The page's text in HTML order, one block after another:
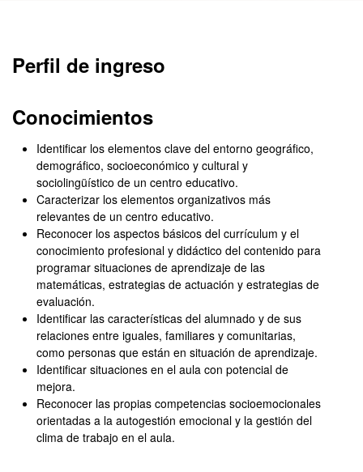
Perfil de ingreso
Conocimientos
Identificar los elementos clave del entorno geográfico,
demográfico, socioeconómico y cultural y
sociolingüístico de un centro educativo.
Caracterizar los elementos organizativos más
relevantes de un centro educativo.
Reconocer los aspectos básicos del currículum y el
conocimiento profesional y didáctico del contenido para
programar situaciones de aprendizaje de las
matemáticas, estrategias de actuación y estrategias de
evaluación.
Identificar las características del alumnado y de sus
relaciones entre iguales, familiares y comunitarias,
como personas que están en situación de aprendizaje.
Identificar situaciones en el aula con potencial de
mejora.
Reconocer las propias competencias socioemocionales
orientadas a la autogestión emocional y la gestión del
clima de trabajo en el aula.